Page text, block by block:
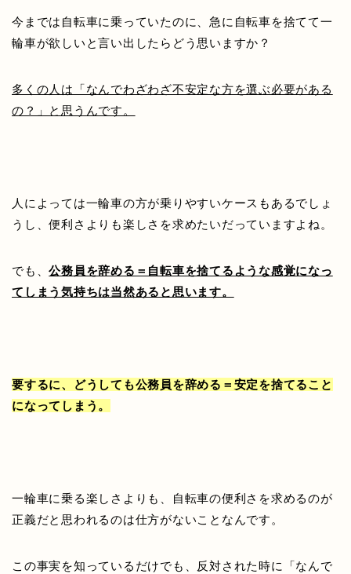
今までは自転車に乗っていたのに、急に自転車を捨てて一
輪車が欲しいと言い出したらどう思いますか？
多くの人は「なんでわざわざ不安定な方を選ぶ必要がある
の？」と思うんです。
人によっては一輪車の方が乗りやすいケースもあるでしょ
うし、便利さよりも楽しさを求めたいだっていますよね。
でも、公務員を辞める＝自転車を捨てるような感覚になっ
てしまう気持ちは当然あると思います。
要するに、どうしても公務員を辞める＝安定を捨てること
になってしまう。
一輪車に乗る楽しさよりも、自転車の便利さを求めるのが
正義だと思われるのは仕方がないことなんです。
この事実を知っているだけでも、反対された時に「なんで